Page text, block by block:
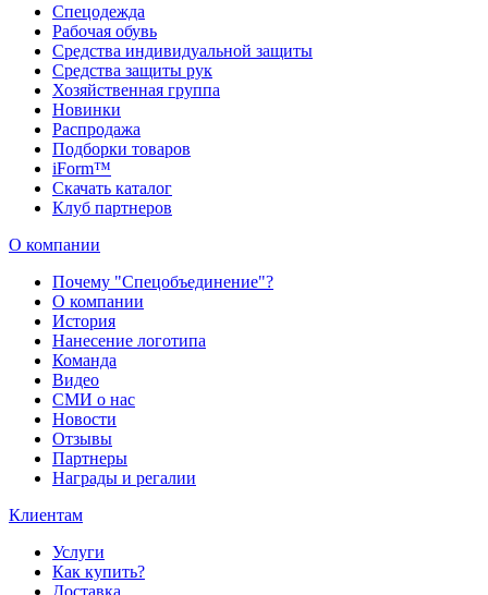
Спецодежда
Рабочая обувь
Средства индивидуальной защиты
Средства защиты рук
Хозяйственная группа
Новинки
Распродажа
Подборки товаров
iForm™
Скачать каталог
Клуб партнеров
О компании
Почему "Спецобъединение"?
О компании
История
Нанесение логотипа
Команда
Видео
СМИ о нас
Новости
Отзывы
Партнеры
Награды и регалии
Клиентам
Услуги
Как купить?
Доставка